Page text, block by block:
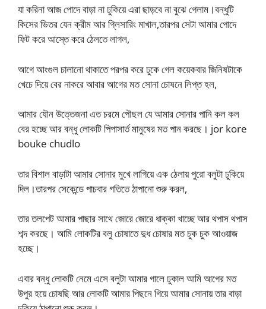
যা করিনা আজ পোদে বাড়া না ঢুকিয়ে এরা ছাড়বে না বুঝে গেলাম।বন্ধুটি
কিসের ভিতর যেন ক্রীম আর গ্লিসারিং মাখাল,তারপর সেটা আমার পোদে
ফিট করে আস্তে করে ঠেলতে লাগল,
আগে আংগুল চালানো থাকাতে পরপর করে ঢুকে গেল কয়েকবার জিনিষটাকে
খেচে দিয়ে বের নাকরে আবার আগের মত সোনা চোষনে লিপ্ত হল,
আমার যৌন উত্তেজনা এত চরমে পৌছল যে আমার সোনার পানি কল কল
বের হচ্ছে আর বন্ধু লোকটি পিপাসার্ত মানুষের মত পান করছে। jor kore
bouke chudlo
তার বিশাল বাড়াটা আমার সোনার মুখে লাগিয়ে এক ঠেলায় পুরো বলুটা ঢুকিয়ে
দিল।তারপর সেকেন্ডে পাচবার গতিতে ঠাপানো শুরু করল,
তার তলপেট আমার পাছার সাথে জোরে জোরে ধাক্কা খাচ্ছে আর থপাস থপাস
শব্দ করছে। আমি লোকটির বলু চোষাতে দুধ চোষার মত চুক চুক আওয়াজ
হচ্ছে।
এবার বন্ধু লোকটি নেমে এসে বলুটা আমার গালে ঢুকাল আমি আগের মত
উপুর হয়ে চোষছি আর লোকটি আমার পিছনে গিয়ে আমার সোনায় তার বাড়া